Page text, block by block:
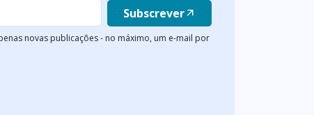
Subscrever arrow_outward
novas publicações - no máximo, um e-mail por